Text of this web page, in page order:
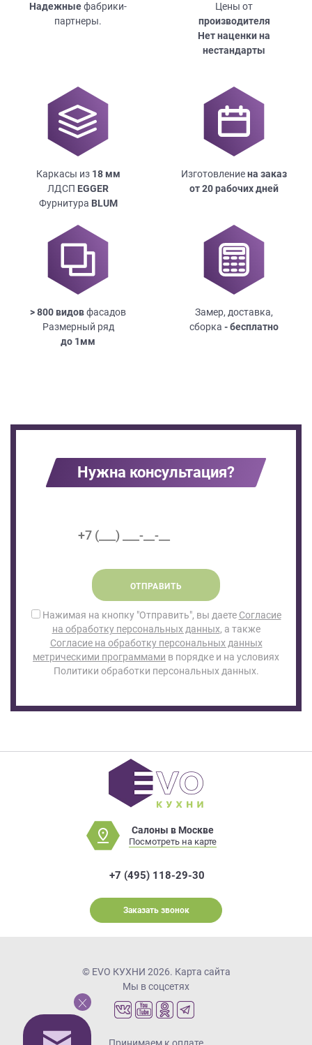
Надежныефабрики-
партнеры.
Цены от
производителя
Нет наценки на
нестандарты
Каркасы из 18мм
ЛДСП EGGER
Фурнитура BLUM
Изготовлениена заказ
от 20 рабочих дней
> 800 видовфасадов
Размерный ряд
до 1мм
Замер, доставка,
сборка - бесплатно
Нужна консультация?
ОТПРАВИТЬ
Нажимая на кнопку "Отправить", вы даете Согласие
на обработку персональных данных, а также
Согласие на обработку персональных данных
метрическими программами в порядке и на условиях
Политики обработки персональных данных.
Салоны в Москве
Посмотреть на карте
+7 (495) 118-29-30
Заказать звонок
© EVO КУХНИ 2026. Карта сайта
Мы в соцсетях